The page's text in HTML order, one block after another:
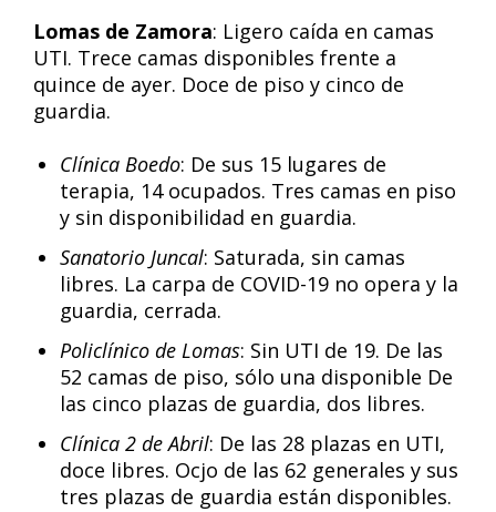
Lomas de Zamora: Ligero caída en camas
UTI. Trece camas disponibles frente a
quince de ayer. Doce de piso y cinco de
guardia.
Clínica Boedo: De sus 15 lugares de
terapia, 14 ocupados. Tres camas en piso
y sin disponibilidad en guardia.
Sanatorio Juncal: Saturada, sin camas
libres. La carpa de COVID-19 no opera y la
guardia, cerrada.
Policlínico de Lomas: Sin UTI de 19. De las
52 camas de piso, sólo una disponible De
las cinco plazas de guardia, dos libres.
Clínica 2 de Abril: De las 28 plazas en UTI,
doce libres. Ocjo de las 62 generales y sus
tres plazas de guardia están disponibles.